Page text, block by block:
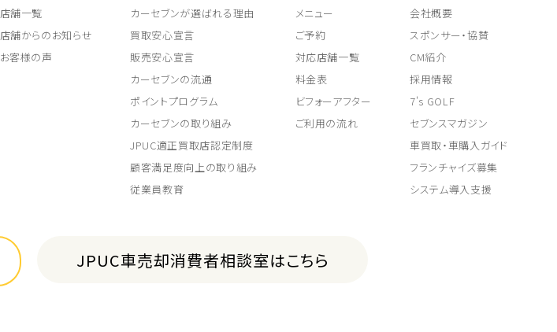
店舗一覧
店舗からのお知らせ
お客様の声
カーセブンが選ばれる理由
買取安心宣言
販売安心宣言
カーセブンの流通
ポイントプログラム
カーセブンの取り組み
JPUC適正買取店認定制度
顧客満足度向上の取り組み
従業員教育
メニュー
ご予約
対応店舗一覧
料金表
ビフォーアフター
ご利用の流れ
会社概要
スポンサー・協賛
CM紹介
採用情報
7's GOLF
セブンスマガジン
車買取・車購入ガイド
フランチャイズ募集
システム導入支援
JPUC車売却消費者相談室はこちら